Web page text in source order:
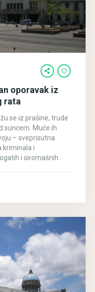
oporavak iz
rata
se iz prašine, trude
suncem. Muče ih
– sveprisutna
kriminala i
i siromašnih.